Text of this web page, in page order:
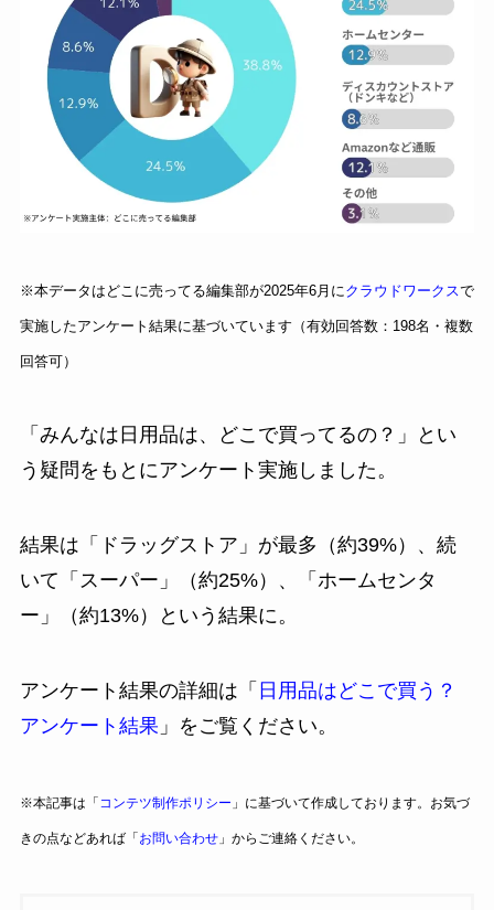
※本データはどこに売ってる編集部が2025年6月にクラウドワークスで
実施したアンケート結果に基づいています（有効回答数：198名・複数
回答可）
「みんなは日用品は、どこで買ってるの？」とい
う疑問をもとにアンケート実施しました。
結果は「ドラッグストア」が最多（約39%）、続
いて「スーパー」（約25%）、「ホームセンタ
ー」（約13%）という結果に。
アンケート結果の詳細は「 日用品はどこで買う？
アンケート結果 」をご覧ください。
※本記事は「 コンテツ制作ポリシー 」に基づいて作成しております。お気づ
きの点などあれば「お問い合わせ」からご連絡ください。